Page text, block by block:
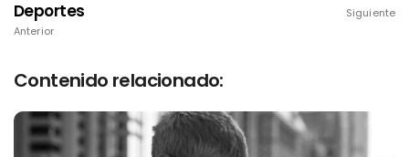
Deportes
Anterior
Siguiente
Contenido relacionado: